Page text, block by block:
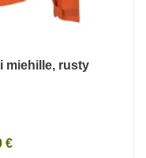
miehille, rusty
€